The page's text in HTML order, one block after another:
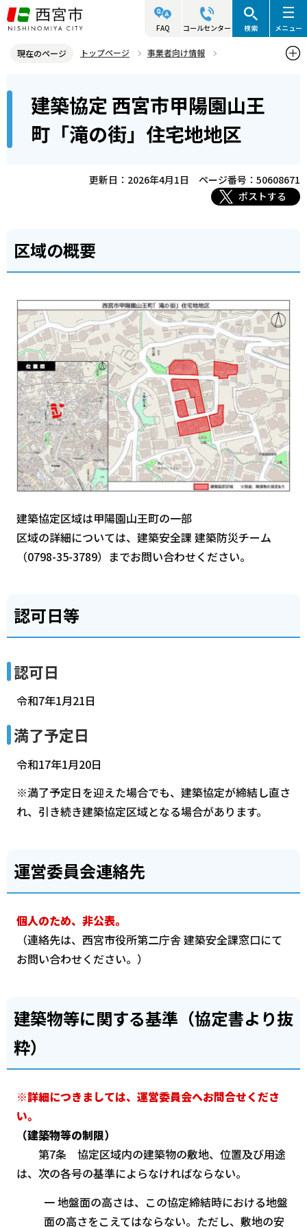
こ
の
ジ
頭
FAQ コールセンター 検索 メニュー
現在のページ トップページ
事業者向け情報
建築協定 西宮市甲陽園山王町「滝の街」住宅地地区
建築協定 西宮市甲陽園山王
町「滝の街」住宅地地区
更新日：2026年4月1日
ページ番号：50608671
ポストする
区域の概要
建築協定区域は甲陽園山王町の一部
区域の詳細については、建築安全課 建築防災チーム
（0798-35-3789）までお問い合わせください。
認可日等
認可日
令和7年1月21日
満了予定日
令和17年1月20日
※満了予定日を迎えた場合でも、建築協定が締結し直さ
れ、引き続き建築協定区域となる場合があります。
運営委員会連絡先
個人のため、非公表。
（連絡先は、西宮市役所第二庁舎 建築安全課窓口にて
お問い合わせください。）
建築物等に関する基準（協定書より抜
粋）
※詳細につきましては、運営委員会へお問合せくださ
い。
（建築物等の制限）
第7条 協定区域内の建築物の敷地、位置及び用途
は、次の各号の基準によらなければならない。
一 地盤面の高さは、この協定締結時における地盤
面の高さをこえてはならない。ただし、敷地の安